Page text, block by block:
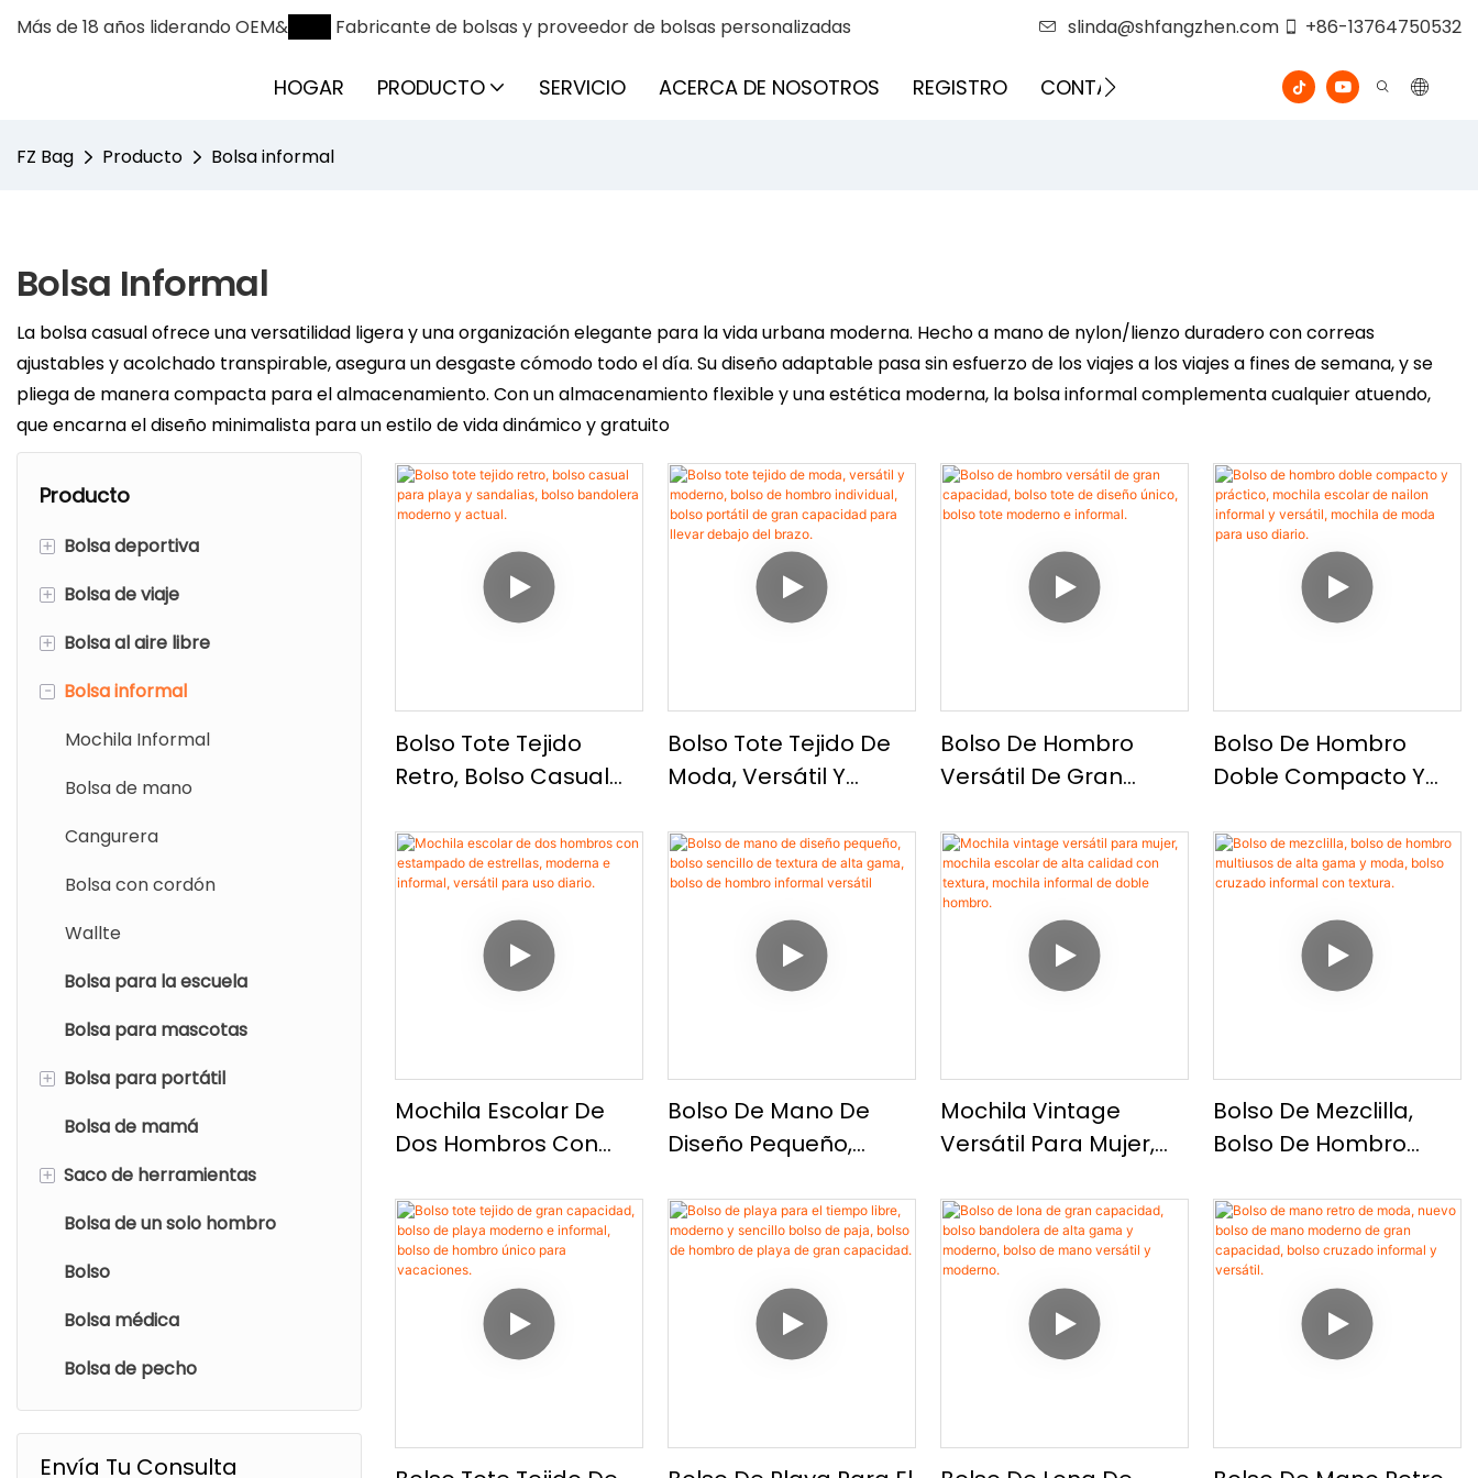
Más de 18 años liderando OEM& Fabricante de bolsas y proveedor de bolsas personalizadas slinda@shfangzhen.com +86-13764750532
HOGAR PRODUCTO SERVICIO ACERCA DE NOSOTROS REGISTRO CONTÁCTENOS
FZ Bag Producto Bolsa informal
Bolsa Informal
La bolsa casual ofrece una versatilidad ligera y una organización elegante para la vida urbana moderna. Hecho a mano de nylon/lienzo duradero con correas
ajustables y acolchado transpirable, asegura un desgaste cómodo todo el día. Su diseño adaptable pasa sin esfuerzo de los viajes a los viajes a fines de semana, y se
pliega de manera compacta para el almacenamiento. Con un almacenamiento flexible y una estética moderna, la bolsa informal complementa cualquier atuendo,
que encarna el diseño minimalista para un estilo de vida dinámico y gratuito
Producto
+ Bolsa deportiva
Mochila deportiva
Bolsa de lona deportiva
Bolso de hombro deportivo
Bolso de zapatos de gimnasio
+ Bolsa de viaje
Mochila de viaje
Bolsa de viaje
Bolsa con ruedas
Bolso de tocador
+ Bolsa al aire libre
Mochila al aire libre
-
Bolsa informal
Mochila Informal
Bolsa de mano
Cangurera
Bolsa con cordón
Wallte
Bolsa para la escuela
Bolsa para mascotas
+ Bolsa para portátil
Mochila para portátil
Bolso de hombro portátil
Bolsa de mamá
+ Saco de herramientas
Bolsa de maquillaje
Bolsa de un solo hombro
Bolso
Bolsa médica
Bolsa de pecho
Envía Tu Consulta
Bolso Tote Tejido
Retro, Bolso Casual
Sandalias, Bolso
Bandolera Moderno Y
Bolso Tote Tejido De
Moda, Versátil Y
Hombro Individual,
Bolso Portátil De Gran
Llevar Debajo Del
Bolso De Hombro
Versátil De Gran
Tote De Diseño Único,
Bolso Tote Moderno E
Informal.
Bolso De Hombro
Doble Compacto Y
Escolar De Nailon
Informal Y Versátil,
Para Uso Diario.
Mochila Escolar De
Dos Hombros Con
Estrellas, Moderna E
Informal, Versátil Para
Uso Diario.
Bolso De Mano De
Diseño Pequeño,
Textura De Alta
Gama, Bolso De
Mochila Vintage
Versátil Para Mujer,
Alta Calidad Con
Textura, Mochila
Informal De Doble
Hombro.
Bolso De Mezclilla,
Bolso De Hombro
Gama Y Moda, Bolso
Cruzado Informal Con
Textura.